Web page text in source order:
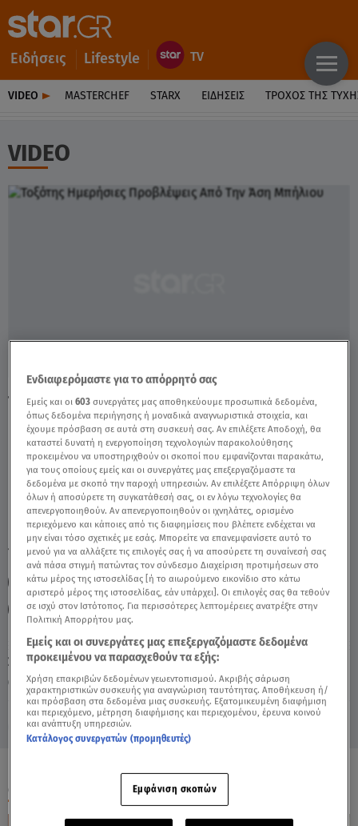
Ειδήσεις Lifestyle
VIDEO MASTERCHEF STARX ΕΙΔΉΣΕΙΣ ΤΡΟΧΌΣ ΤΗΣ
VIDEO
Σάββατο 8 Αυγούστου 2026
23.06.22, 12:52 ΖΩΔΙΑ
Τοξότης Σήμερα 23/6: Οι Προβλέψεις της
Άσης Μπήλιου - Video
TAGS: ΤΟΞΟΤΗΣ ΖΩΔΙΑ ΖΩΔΙΑ ΣΗΜΕΡΑ
ΑΣΗ ΜΠΗΛΙΟΥ
ΖΩΔΙΑ ΑΣΗ ΜΠΗΛΙΟΥ
ΑΣΤΡΟΛΟΓΙΚΕΣ ΠΡΟΒΛΕΨΕΙΣ
BREAKFAST@STAR
ΟΛΑ ΤΑ ΒΙΝΤΕΟ
Ενδιαφερόμαστε για το απόρρητό σας
Εμείς και οι603 συνεργάτες μας αποθηκεύουμε προσωπικά δεδομένα,
όπως δεδομένα περιήγησης ή μοναδικά αναγνωριστικά στοιχεία, και
έχουμε πρόσβαση σε αυτά στη συσκευή σας. Αν επιλέξετε Αποδοχή, θα
καταστεί δυνατή η ενεργοποίηση τεχνολογιών παρακολούθησης
προκειμένου να υποστηριχθούν οι σκοποί που εμφανίζονται παρακάτω,
για τους οποίους εμείς και οι συνεργάτες μας επεξεργαζόμαστε τα
δεδομένα με σκοπό την παροχή υπηρεσιών. Αν επιλέξετε Απόρριψη όλων
όλων ή αποσύρετε τη συγκατάθεσή σας, οι εν λόγω τεχνολογίες θα
απενεργοποιηθούν. Αν απενεργοποιηθούν οι ιχνηλάτες, ορισμένο
περιεχόμενο και κάποιες από τις διαφημίσεις που βλέπετε ενδέχεται να
μην είναι τόσο σχετικές με εσάς. Μπορείτε να επανεμφανίσετε αυτό το
μενού για να αλλάξετε τις επιλογές σας ή να αποσύρετε τη συναίνεσή σας
ανά πάσα στιγμή πατώντας τον σύνδεσμο Διαχείριση προτιμήσεων στο
κάτω μέρος της ιστοσελίδας [ή το αιωρούμενο εικονίδιο στο κάτω
αριστερό μέρος της ιστοσελίδας, εάν υπάρχει]. Οι επιλογές σας θα τεθούν
σε ισχύ στον Ιστότοπος. Για περισσότερες λεπτομέρειες ανατρέξτε στην
Πολιτική Απορρήτου μας.
Εμείς και οι συνεργάτες μας επεξεργαζόμαστε δεδομένα
προκειμένου να παρασχεθούν τα εξής:
Χρήση επακριβών δεδομένων γεωεντοπισμού. Ακριβής σάρωση
χαρακτηριστικών συσκευής για αναγνώριση ταυτότητας. Αποθήκευση ή/
και πρόσβαση στα δεδομένα μιας συσκευής. Εξατομικευμένη διαφήμιση
και περιεχόμενο, μέτρηση διαφήμισης και περιεχομένου, έρευνα κοινού
και ανάπτυξη υπηρεσιών.
Κατάλογος συνεργατών (προμηθευτές)
Εμφάνιση σκοπών